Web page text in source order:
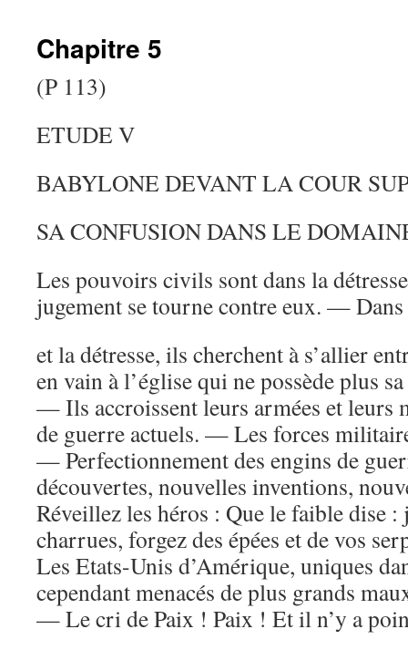
Chapitre 5
(P 113)
ETUDE V
BABYLONE DEVANT LA COUR
SA CONFUSION DANS LE
Les pouvoirs civils sont dans la
jugement se tourne contre eux. —
et la détresse, ils cherchent à s’allier
en vain à l’église qui ne possède plus
— Ils accroissent leurs armées et
de guerre actuels. — Les forces
— Perfectionnement des engins de
découvertes, nouvelles inventions,
Réveillez les héros : Que le faible dise
charrues, forgez des épées et de vos
Les Etats-Unis d’Amérique, uniques
cependant menacés de plus grands
— Le cri de Paix ! Paix ! Et il n’y a